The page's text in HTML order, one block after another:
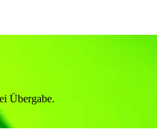
Übergabe.